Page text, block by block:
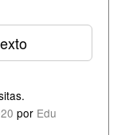
por Edu